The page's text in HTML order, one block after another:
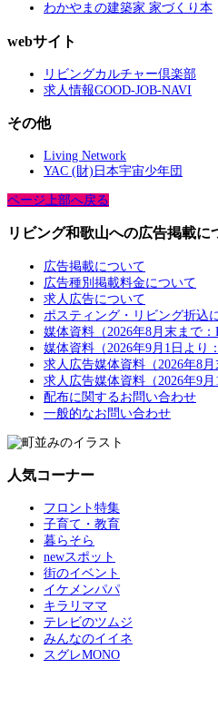
わかやまの建築家 家づくり本
webサイト
リビングカルチャー倶楽部
求人情報GOOD-JOB-NAVI
その他
Living Network
YAC (財)日本宇宙少年団
ページ上部へ戻る
リビング和歌山への広告掲載に
広告掲載について
広告種別掲載料金について
求人広告について
ポスティング・リビング折込
媒体資料（2026年8月末まで：
媒体資料（2026年9月1日より：
求人広告媒体資料（2026年8月
求人広告媒体資料（2026年9月
配布に関するお問い合わせ
一般的なお問い合わせ
人気コーナー
フロント特集
子育て・教育
暮らそら
newスポット
街のイベント
イケメンパパ
キラリママ
テレビのツムジ
みんなのイイネ
スグレMONO